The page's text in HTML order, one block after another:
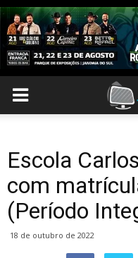
Escola
com
(Período
18 de outubro de 2022